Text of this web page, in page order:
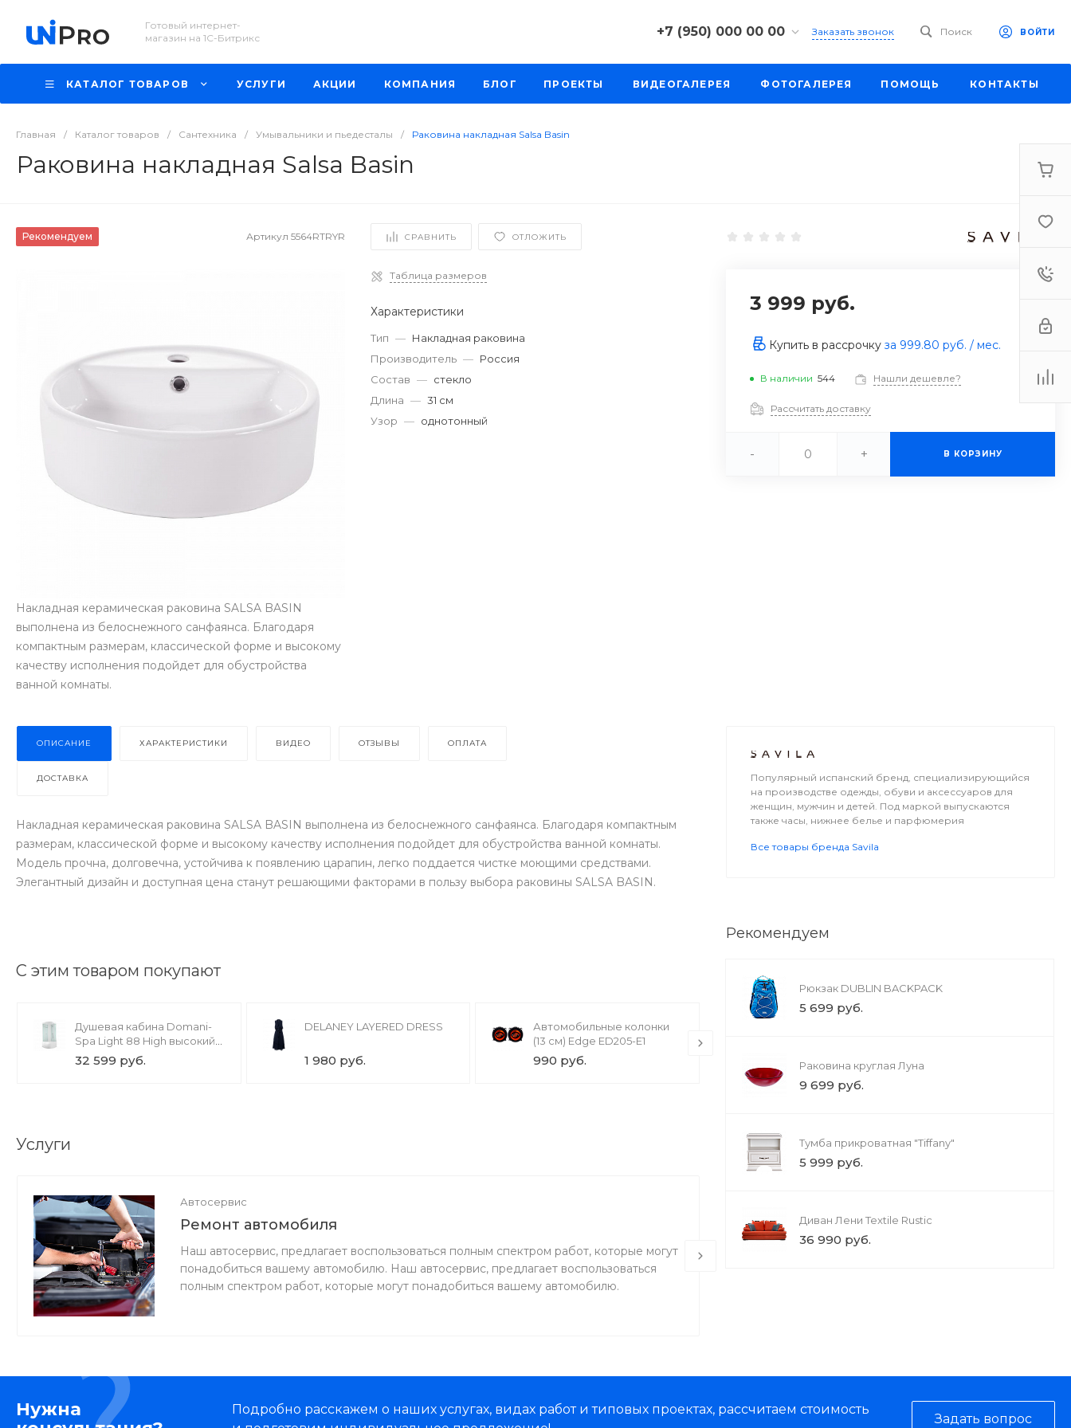
Готовый интернет-
магазин на 1С-Битрикс
+7 (950) 000 00 00
г. Челябинск, ул. Труда,
+7 (950) 000 00 00
Варшавское ш., 159, оф
Заказать звонок Поиск ВОЙТИ
КАТАЛОГ ТОВАРОВ УСЛУГИ АКЦИИ КОМПАНИЯ БЛОГ ПРОЕКТЫ ВИДЕОГАЛЕРЕЯ ФОТОГАЛЕРЕЯ ПОМОЩЬ КОНТАКТЫ
Главная / Каталог товаров / Сантехника / Умывальники и пьедесталы / Раковина накладная Salsa Basin
Раковина накладная Salsa Basin
Рекомендуем Артикул5564RTRYR СРАВНИТЬ ОТЛОЖИТЬ
Накладная керамическая раковина SALSA BASIN
выполнена из белоснежного санфаянса. Благодаря
компактным размерам, классической форме и высокому
качеству исполнения подойдет для обустройства
ванной комнаты.
Таблица размеров
Характеристики
Тип — Накладная раковина
Производитель — Россия
Состав — стекло
Длина — 31 см
Узор — однотонный
3 999 руб.
Купить в рассрочку за 999.80 руб. / мес.
В наличии 544 Нашли дешевле?
Рассчитать доставку
- + В КОРЗИНУ
ОПИСАНИЕ ХАРАКТЕРИСТИКИ ВИДЕО ОТЗЫВЫ ОПЛАТА
ДОСТАВКА
Накладная керамическая раковина SALSA BASIN выполнена из белоснежного санфаянса. Благодаря компактным
размерам, классической форме и высокому качеству исполнения подойдет для обустройства ванной комнаты.
Модель прочна, долговечна, устойчива к появлению царапин, легко поддается чистке моющими средствами.
Элегантный дизайн и доступная цена станут решающими факторами в пользу выбора раковины SALSA BASIN.
С этим товаром покупают
Душевая кабина Domani-
Spa Light 88 High высокий
поддон
32 599 руб.
DELANEY LAYERED DRESS
1 980 руб.
Автомобильные колонки
(13 см) Edge ED205-E1
990 руб. 12 560 руб.
Услуги
Автосервис
Ремонт автомобиля
Наш автосервис, предлагает воспользоваться полным спектром работ, которые могут
понадобиться вашему автомобилю. Наш автосервис, предлагает воспользоваться
полным спектром работ, которые могут понадобиться вашему автомобилю.
Авиаперевозки грузов
Популярный испанский бренд, специализирующийся
на производстве одежды, обуви и аксессуаров для
женщин, мужчин и детей. Под маркой выпускаются
также часы, нижнее белье и парфюмерия
Все товары бренда Savila
Рекомендуем
Рюкзак DUBLIN BACKPACK
5 699 руб.
Раковина круглая Луна
9 699 руб.
Тумба прикроватная "Tiffany"
5 999 руб.
Диван Лени Textile Rustic
36 990 руб.
Нужна
Подробно расскажем о наших услугах, видах работ и типовых проектах, рассчитаем стоимость
Задать вопрос